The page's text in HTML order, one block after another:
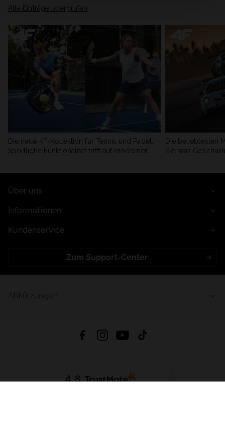
Alle Einträge überprüfen
Die neue 4F-Kollektion für Tennis und Padel.
Sportliche Funktionalität trifft auf modernen
Die beliebtesten
Sie, was
Über uns
Informationen
Kundenservice
Zum Support-Center
4.8